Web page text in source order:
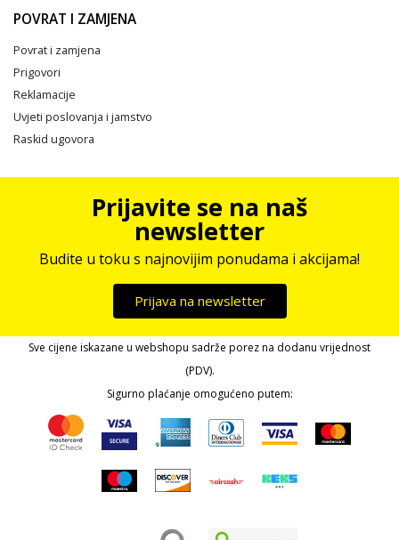
POVRAT I ZAMJENA
Povrat i zamjena
Prigovori
Reklamacije
Uvjeti poslovanja i jamstvo
Raskid ugovora
Prijavite se na naš
newsletter
Budite u toku s najnovijim ponudama i akcijama!
Prijava na newsletter
Sve cijene iskazane u webshopu sadrže porez na dodanu vrijednost
(PDV).
Sigurno plaćanje omogućeno putem: